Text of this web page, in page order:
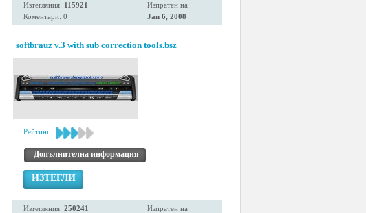
Изтегляния: 115921
Коментари: 0
Изпратен на:
Jan 6, 2008
softbrauz v.3 with sub correction tools.bsz
Рейтинг:
Допълнителна информация
ИЗТЕГЛИ
Изтегляния: 250241
Изпратен на: